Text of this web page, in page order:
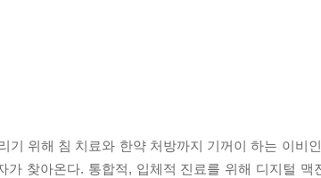
기 위해 침 치료와 한약 처방까지 기꺼이 하는 이비
가 찾아온다. 통합적, 입체적 진료를 위해 디지털